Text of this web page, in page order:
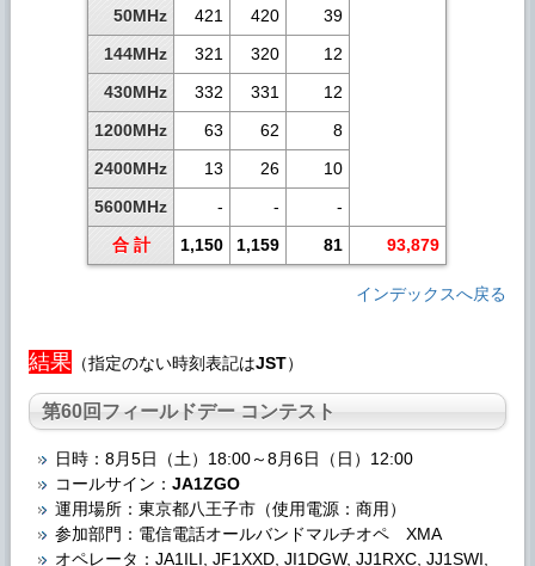
50MHz
421 420
39
144MHz
321 320
12
430MHz
332 331
12
1200MHz
63 62
8
2400MHz
13 26
10
5600MHz
- -
-
合 計
1,150 1,159 81 93,879
インデックスへ戻る
結果 （指定のない時刻表記はJST）
第60回フィールドデー コンテスト
日時：8月5日（土）18:00～8月6日（日）12:00
コールサイン： JA1ZGO
運用場所：東京都八王子市（使用電源：商用）
参加部門：電信電話オールバンドマルチオペ XMA
オペレータ：JA1ILI, JF1XXD, JI1DGW, JJ1RXC, JJ1SWI,